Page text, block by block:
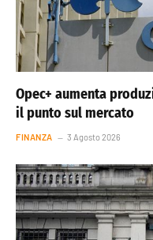
Opec+ aumenta
il punto sul mercato
FINANZA 3 Agosto 2026